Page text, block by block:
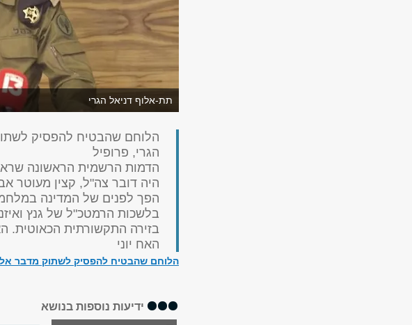
תת-אלוף דניאל הגרי
הלוחם שהבטיח להפסיק
הגרי, פרופיל
היה דובר צה"ל, קצין מעוטר
הפך לפנים של המדינה
בזירה התקשורתית הכאוטית.
האח יוני
הלוחם שהבטיח להפסיק לשתוק מדבר אל
ידיעות נוספות בנושא